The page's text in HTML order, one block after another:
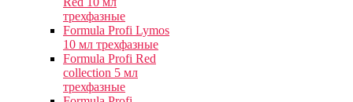
трехфазные
Formula Profi Lymos
10 мл трехфазные
Formula Profi Red
collection 5 мл
трехфазные